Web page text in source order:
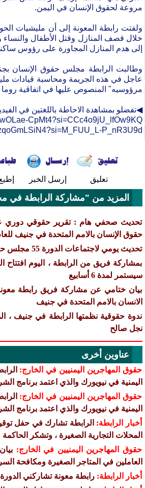
مروعة لحقوق الإنسان في اليمن.
ولفتت رابطة المعونة إلى أن مليشيات
خلال قصف المنازل وقتل الأطفال والنساء
إلى هدم المنازل المجاورة على رؤوس
وطالبت الرابطة مجلس حقوق الإنسان
عاجل في هذه الجريمة ومحاسبة قيادات
مرؤوسيه" المنصوص عليها في اتفاقية روما
◀تفضلو بمشاهدة الاحاطة باللغتين في
CpMt4?si=CCc4o9jU_lfOw9KQ
P_nR3U9d
تعليق إرسل الخبر
المزيد من "مشاركة الرابطة في
حقوق الإنسان بالامم المتحدة في جنيف للعام
تحديث يومي لاجتماعات الدورة 55 مجلس حقوق الإنسان في جنيف يوم الاثنين 11 مارس 2024 م
سيستمر لمدة 6 أسابيع
الانسان بالامم المتحدة في جنيف
ندوة حقوقية نظمتها الرابطة في جنيف ،
نجل صالح
عناوين أخرى
حقوق المهاجرين اليمنيين في الخارج:
اليمنية في نيويورك والذي اعتمد برنامج
حقوق المهاجرين اليمنيين في الخارج:
اليمنية في نيويورك والذي اعتمد برنامج
أخبار الرابطة: الرابطة تشارك في حفل
المحلات التجارية الصغيرة ، وتشكر
حقوق المهاجرين اليمنيين في الخارج:
العاملين في المتاجر الصغيرة ومكافحة
أخبار الرابطة:رابطة معونة تشاركني